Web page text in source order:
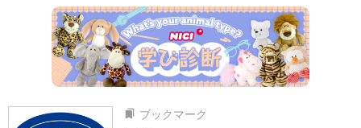
bookmarks ブックマーク